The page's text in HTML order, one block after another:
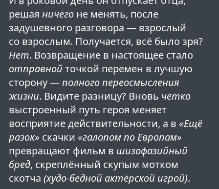
решая ничегоне менять, после
задушевного разговора — взрослый
со взрослым. Получается, всё было зря?
Нет. Возвращение в настоящее стало
отправной точкой перемен в лучшую
сторону —полного переосмысления
жизни. Видите разницу? Вновь чётко
выстроенный путь героя меняет
восприятие действительности, а в «Ещё
разок» скачки «галопом по Европам»
превращают фильм в шизофазийный
бред, скреплённый скупым мотком
скотча (худо-бедной актёрской игрой).